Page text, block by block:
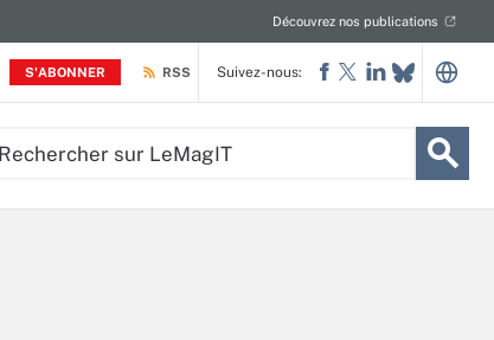
S'ABONNER
Découvrez nos publications
RSS Suivez-nous: